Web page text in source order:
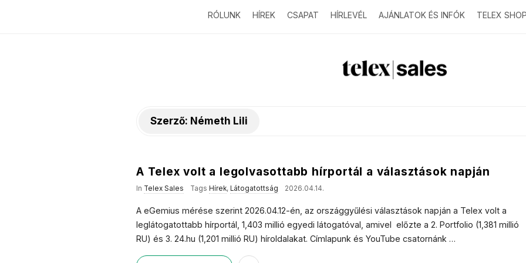
RÓLUNK HÍREK CSAPAT HÍRLEVÉL AJÁNLATOK ÉS INFÓK TELEX
T
e
s
Szerző: Németh Lili
A Telex volt a legolvasottabb hírportál a választások napján
In Telex Sales Tags Hírek, Látogatottság 2026.04.14.
A eGemius mérése szerint 2026.04.12-én, az országgyűlési választások napján a Telex volt a
leglátogatottabb hírportál, 1,403 millió egyedi látogatóval, amivel előzte a 2. Portfolio (1,381 millió
RU) és 3. 24.hu (1,201 millió RU) híroldalakat. Címlapunk és YouTube csatornánk …